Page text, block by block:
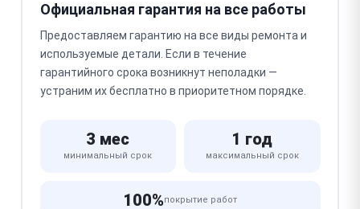
Официальная гарантия на все работы
Предоставляем гарантию на все виды ремонта и
используемые детали. Если в течение
гарантийного срока возникнут неполадки —
устраним их бесплатно в приоритетном порядке.
3 мес
минимальный срок
1 год
максимальный срок
100%покрытие работ